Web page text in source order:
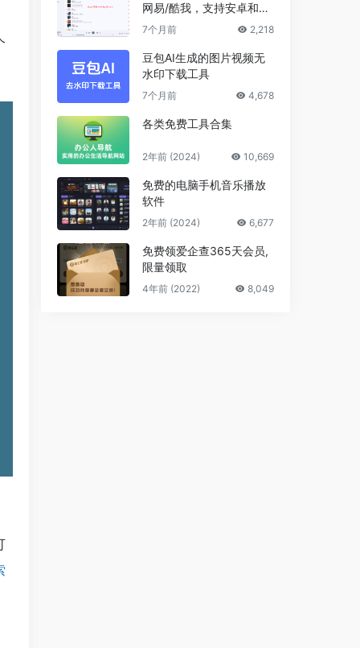
网易/酷我，支持安卓和Wi
ndows平台
7个月前 2,218
豆包AI生成的图片视频无
水印下载工具
7个月前 4,678
各类免费工具合集
2年前 (2024) 10,669
免费的电脑手机音乐播放
软件
2年前 (2024) 6,677
免费领爱企查365天会员,
限量领取
4年前 (2022) 8,049